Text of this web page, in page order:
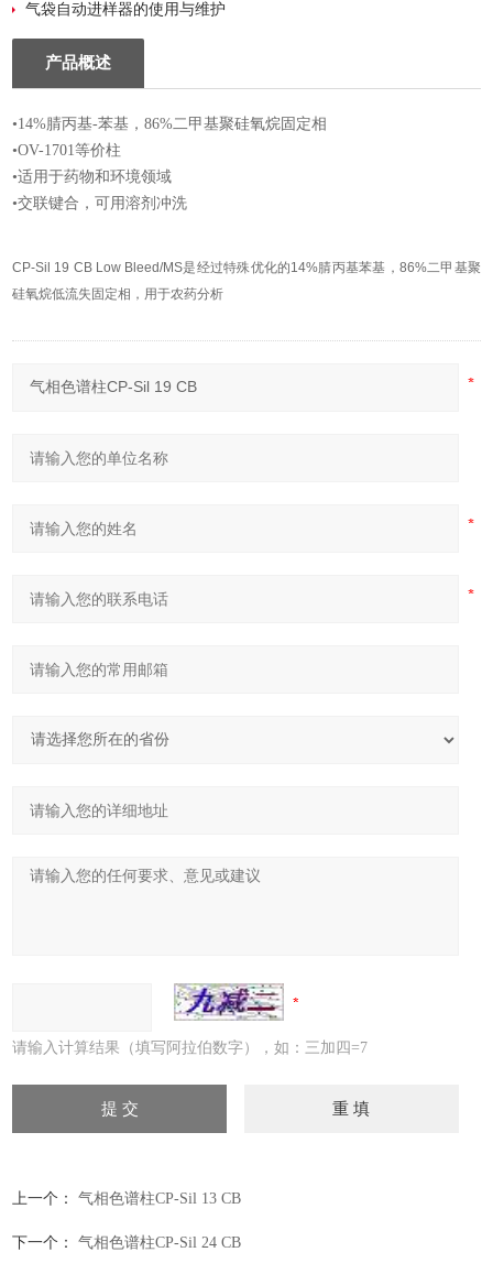
气袋自动进样器的使用与维护
产品概述
•14%腈丙基-苯基，86%二甲基聚硅氧烷固定相
•OV-1701等价柱
•适用于药物和环境领域
•交联键合，可用溶剂冲洗
CP-Sil 19 CB Low Bleed/MS是经过特殊优化的14%腈丙基苯基， 86%二甲基聚
硅氧烷低流失固定相，用于农药分析
请输入计算结果（填写阿拉伯数字），如：三加四=7
上一个： 气相色谱柱CP-Sil 13 CB
下一个： 气相色谱柱CP-Sil 24 CB